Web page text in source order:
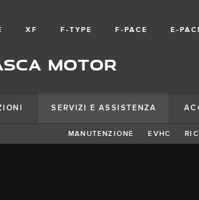
XF F-TYPE F-PACE E-
MOTOR
SERVIZI E ASSISTENZA
MANUTENZIONE EVHC